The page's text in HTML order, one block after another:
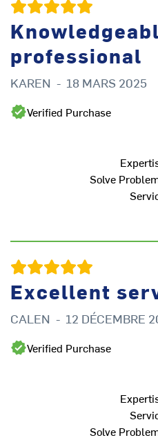
professional
KAREN - 18 MARS 2025
Verified Purchase
Solve
Excellent
CALEN - 12 DÉCEMBRE
Verified Purchase
Solve